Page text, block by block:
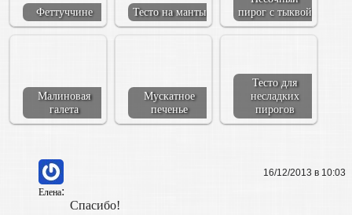
Феттуччине Тесто на манты
пирог с тыквой
Малиновая
галета
Мускатное
печенье
Тесто для
несладких
пирогов
Елена:
16/12/2013 в 10:03
Спасибо!